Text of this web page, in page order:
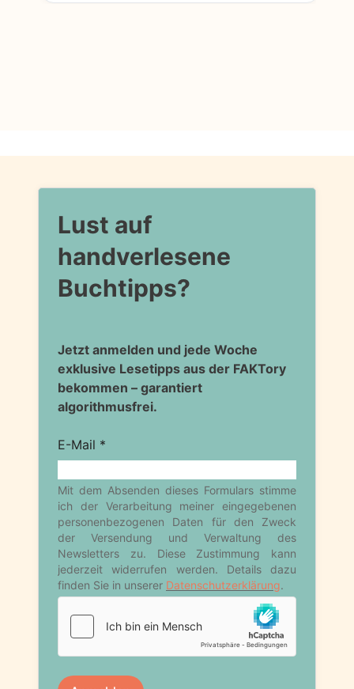
Lust auf
handverlesene
Buchtipps?